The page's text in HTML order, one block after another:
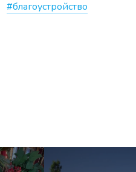
#благоустройство